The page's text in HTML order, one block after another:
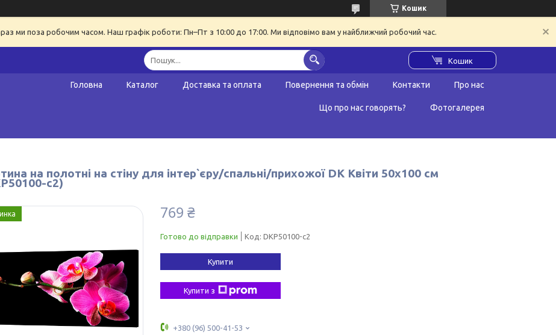
Кошик
ми поза робочим часом. Наш графік роботи: Пн–Пт з 10:00 до 17:00. Ми відповімо вам у найближчий робочий час.
Кошик
Головна Каталог Доставка та оплата Повернення та обмін Контакти Про нас
Що про нас говорять? Фотогалерея
на полотні на стіну для інтер`єру/спальні/прихожої DK Квіти 50х100 см
c2)
769 ₴
Готово до відправки Код: DKP50100-c2
Купити
Купити з
+380 (96) 500-41-53